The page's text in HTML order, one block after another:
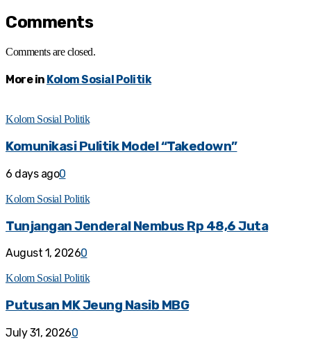
Comments
Comments are closed.
More in Kolom Sosial Politik
Kolom Sosial Politik
Komunikasi Pulitik Model “Takedown”
6 days ago0
Kolom Sosial Politik
Tunjangan Jenderal Nembus Rp 48,6 Juta
August 1, 20260
Kolom Sosial Politik
Putusan MK Jeung Nasib MBG
July 31, 20260